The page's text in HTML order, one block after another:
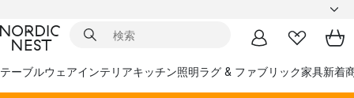
テーブルウェアインテリアキッチン照明ラグ & ファブリック家具新着